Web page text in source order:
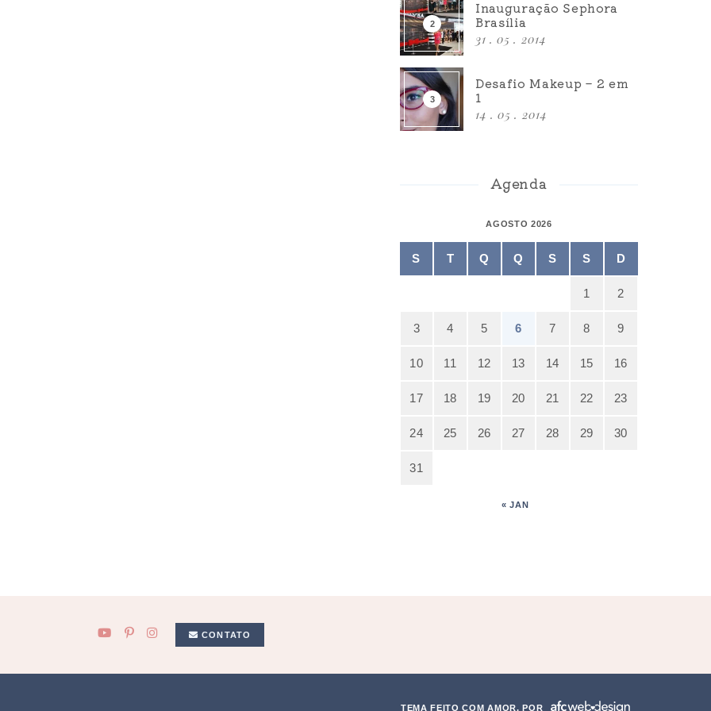
Inauguração Sephora
Brasília
31 . 05 . 2014
Desafio Makeup – 2 em
1
14 . 05 . 2014
Agenda
AGOSTO 2026
S T Q Q S S D
1 2
3 4 5 6 7 8 9
10 11 12 13 14 15 16
17 18 19 20 21 22 23
24 25 26 27 28 29 30
31
« JAN
CONTATO
TEMA FEITO COM AMOR, POR